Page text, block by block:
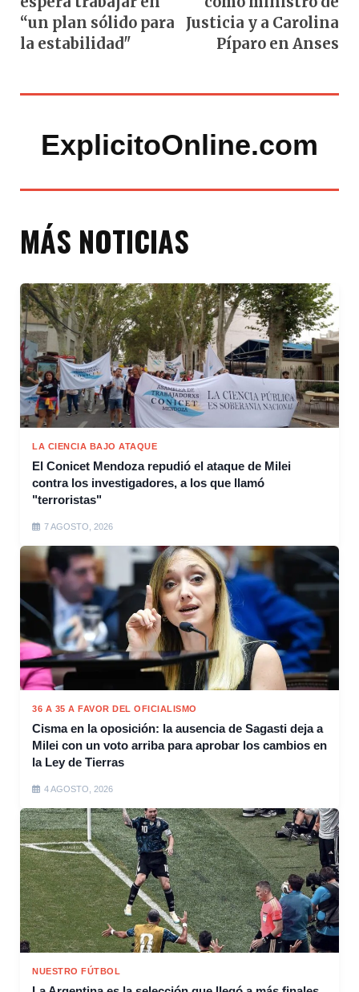
“un plan sólido para
la estabilidad"
Justicia y a Carolina
Píparo en Anses
ExplicitoOnline.com
MÁS NOTICIAS
LA CIENCIA BAJO ATAQUE
El Conicet Mendoza repudió el ataque de Milei
contra los investigadores, a los que llamó
"terroristas"
7 AGOSTO, 2026
36 A 35 A FAVOR DEL OFICIALISMO
Cisma en la oposición: la ausencia de Sagasti deja a
Milei con un voto arriba para aprobar los cambios en
la Ley de Tierras
4 AGOSTO, 2026
NUESTRO FÚTBOL